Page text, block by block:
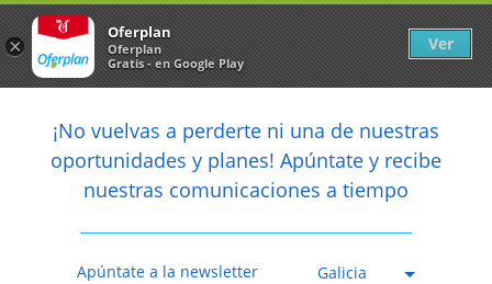

arrow_back Newsletter
¡No vuelvas a perderte ni una de nuestras
oportunidades y planes! Apúntate y recibe
nuestras comunicaciones a tiempo
Apúntate a la newsletter Galicia
×
Oferplan
Oferplan
Gratis - en Google Play
Ver